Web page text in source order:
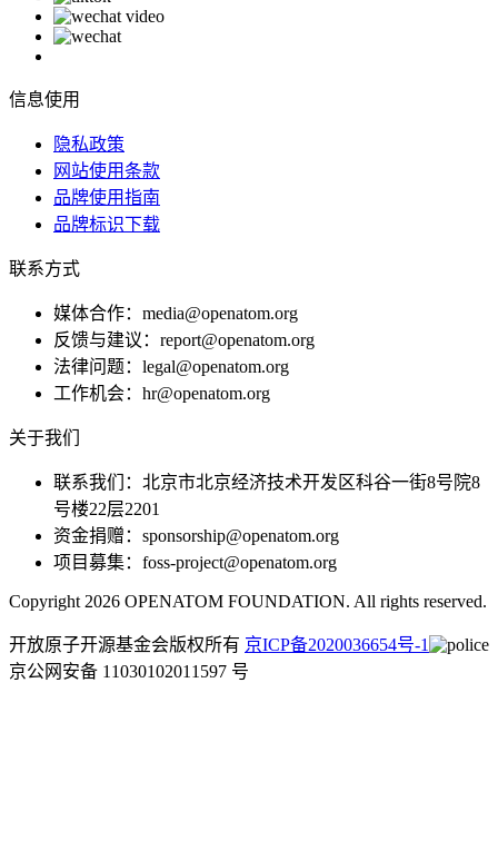
信息使用
隐私政策
网站使用条款
品牌使用指南
品牌标识下载
联系方式
媒体合作：media@openatom.org
反馈与建议：report@openatom.org
法律问题：legal@openatom.org
工作机会：hr@openatom.org
关于我们
联系我们：北京市北京经济技术开发区科谷一街8号院8
号楼22层2201
资金捐赠：sponsorship@openatom.org
项目募集：foss-project@openatom.org
Copyright 2026 OPENATOM FOUNDATION. All rights reserved.
开放原子开源基金会版权所有 京ICP备2020036654号-1
京公网安备 11030102011597 号